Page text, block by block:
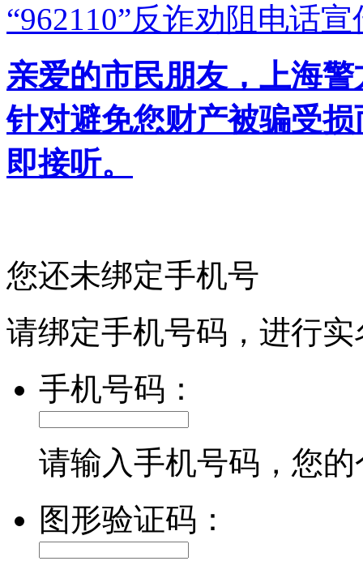
“962110”反诈劝阻电话宣
亲爱的市民朋友，上海
针对避免您财产被骗受
即接听。
您还未绑定手机号
请绑定手机号码，进行
手机号码：
请输入手机号码，您
图形验证码：